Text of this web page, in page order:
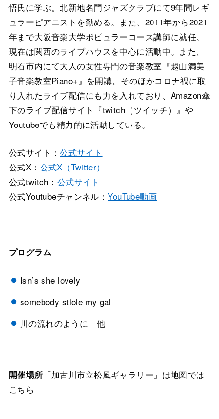
悟氏に学ぶ。北新地名門ジャズクラブにて9年間レギ
ュラーピアニストを勤める。また、2011年から2021
年まで大阪音楽大学ポピュラーコース講師に就任。
現在は関西のライブハウスを中心に活動中。また、
明石市内にて大人の女性専門の音楽教室『越山満美
子音楽教室Piano+』を開講。そのほかコロナ禍に取
り入れたライブ配信にも力を入れており、Amazon傘
下のライブ配信サイト『twitch（ツイッチ）』や
Youtubeでも精力的に活動している。
公式サイト：公式サイト
公式X： 公式X（Twitter）
公式twitch： 公式サイト
公式Youtubeチャンネル：YouTube動画
プログラム
Isn’s she lovely
somebody stlole my gal
川の流れのように 他
開催場所 「加古川市立松風ギャラリー」は地図では
こちら